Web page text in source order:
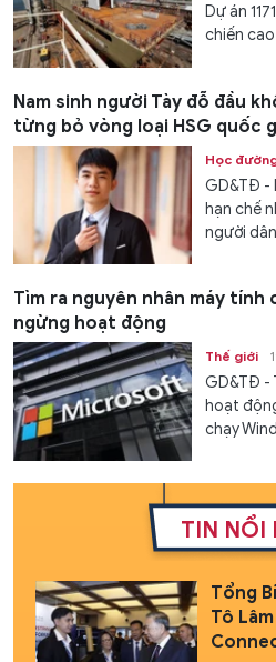
Dự án
chiến
Nam sinh người Tày đỗ đầu
từng bỏ vòng loại HSG quốc
Học
GD&TĐ -
hạn chế
người
Tìm ra nguyên nhân máy tính
ngừng hoạt động
Thế giới
GD&TĐ -
hoạt
chạy
TIN NỔI
Tổng
Tô